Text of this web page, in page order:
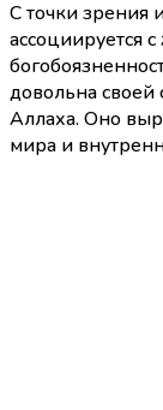
С точки зрения
ассоциируется
довольна своей
Аллаха. Оно
мира и